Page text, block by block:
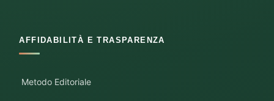
AFFIDABILITÀ E TRASPARENZA
Metodo Editoriale